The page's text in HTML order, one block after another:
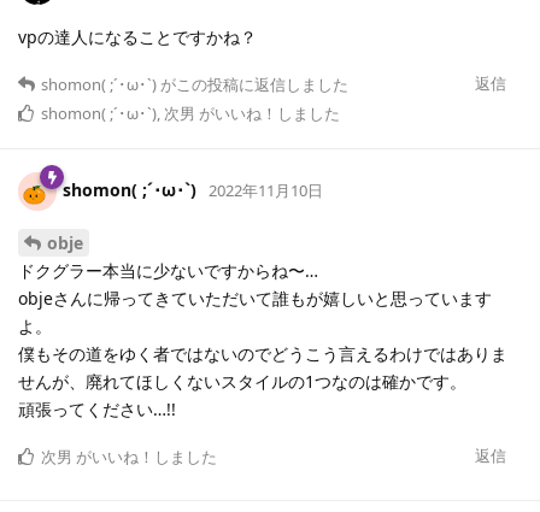
vpの達人になることですかね？
返信
shomon( ;´･ω･`) がこの投稿に返信しました
shomon( ;´･ω･`), 次男 がいいね！しました
shomon( ;´･ω･`) 2022年11月10日
obje
ドクグラー本当に少ないですからね〜…
objeさんに帰ってきていただいて誰もが嬉しいと思っています
よ。
僕もその道をゆく者ではないのでどうこう言えるわけではありま
せんが、廃れてほしくないスタイルの1つなのは確かです。
頑張ってください…!!
返信
次男 がいいね！しました